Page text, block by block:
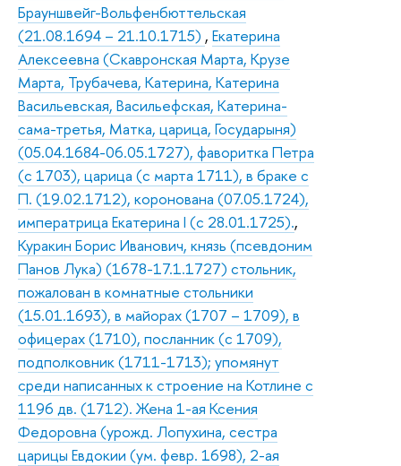
Брауншвейг-Вольфенбюттельская
(21.08.1694 – 21.10.1715) , Екатерина
Алексеевна (Скавронская Марта, Крузе
Марта, Трубачева, Катерина, Катерина
Васильевская, Васильефская, Катерина-
сама-третья, Матка, царица, Государыня)
(05.04.1684-06.05.1727), фаворитка Петра
(с 1703), царица (с марта 1711), в браке с
П. (19.02.1712), коронована (07.05.1724),
императрица Екатерина I (с 28.01.1725).,
Куракин Борис Иванович, князь (псевдоним
Панов Лука) (1678-17.1.1727) стольник,
пожалован в комнатные стольники
(15.01.1693), в майорах (1707 – 1709), в
офицерах (1710), посланник (с 1709),
подполковник (1711-1713); упомянут
среди написанных к строение на Котлине с
1196 дв. (1712). Жена 1-ая Ксения
Федоровна (урожд. Лопухина, сестра
царицы Евдокии (ум. февр. 1698), 2-ая